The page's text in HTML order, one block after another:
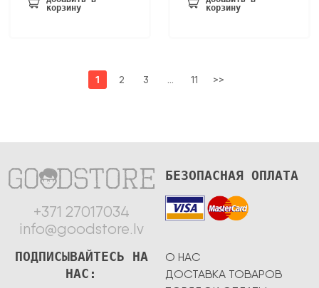
корзину
корзину
1 2 3 … 11 >>
+371 27017034
info@goodstore.lv
БЕЗОПАСНАЯ ОПЛАТА
О НАС
ДОСТАВКА ТОВАРОВ
ПОДПИСЫВАЙТЕСЬ НА
НАС: